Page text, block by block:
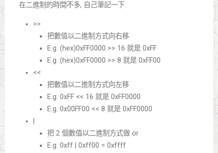
在二進制的時間不多, 自己筆記一下.
>>
把數值以二進制方式向右移.
E.g. (hex)0xFF0000 >> 16 就是 0xFF
E.g. (hex)0xFF0000 >> 8 就是 0xFF00
<<
把數值以二進制方式向左移
E.g. 0xFF << 16 就是 0xFF0000
E.g. 0x00FF00 << 8 就是 0xFF0000
把 2 個數值以二進制方式做 or
E.g. 0xff | 0xff00 = 0xffff